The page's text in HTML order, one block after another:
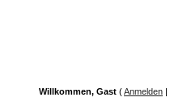
Willkommen, Gast (Anmelden |